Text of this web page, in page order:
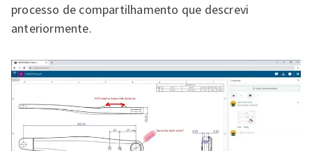
processo de compartilhamento que descrevi
anteriormente.